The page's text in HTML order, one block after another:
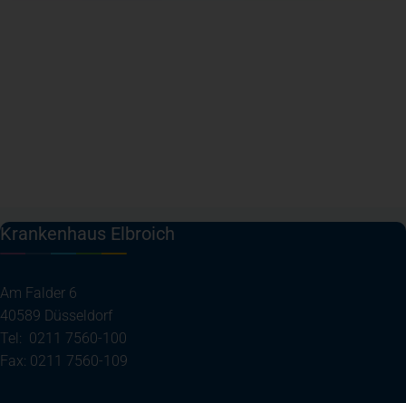
Krankenhaus Elbroich
Am Falder 6
40589 Düsseldorf
Tel: 0211 7560-100
Fax: 0211 7560-109